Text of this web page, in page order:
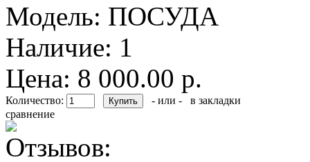
Модель: ПОСУДА
Наличие: 1
Цена: 8 000.00 р.
Количество: - или -
в закладки
сравнение